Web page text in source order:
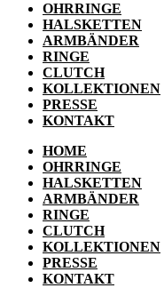
OHRRINGE
HALSKETTEN
ARMBÄNDER
RINGE
CLUTCH
KOLLEKTIONEN
PRESSE
KONTAKT
HOME
OHRRINGE
HALSKETTEN
ARMBÄNDER
RINGE
CLUTCH
KOLLEKTIONEN
PRESSE
KONTAKT